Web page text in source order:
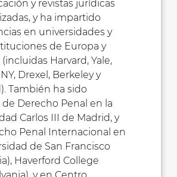
y revistas jurídicas
y ha impartido
en universidades y
de Europa y
Harvard, Yale,
Drexel, Berkeley y
También ha sido
Derecho Penal en la
Carlos III de Madrid, y
Penal Internacional en
de San Francisco
Haverford College